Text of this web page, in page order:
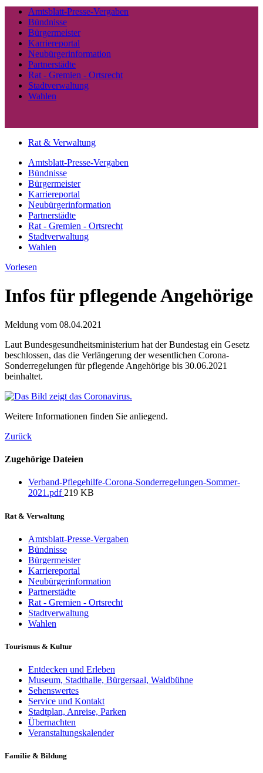
Amtsblatt-Presse-Vergaben
Bündnisse
Bürgermeister
Karriereportal
Neubürgerinformation
Partnerstädte
Rat - Gremien - Ortsrecht
Stadtverwaltung
Wahlen
Rat & Verwaltung
Amtsblatt-Presse-Vergaben
Bündnisse
Bürgermeister
Karriereportal
Neubürgerinformation
Partnerstädte
Rat - Gremien - Ortsrecht
Stadtverwaltung
Wahlen
Vorlesen
Infos für pflegende Angehörige
Meldung vom 08.04.2021
Laut Bundesgesundheitsministerium hat der Bundestag ein Gesetz
beschlossen, das die Verlängerung der wesentlichen Corona-
Sonderregelungen für pflegende Angehörige bis 30.06.2021
beinhaltet.
Weitere Informationen finden Sie anliegend.
Zurück
Zugehörige Dateien
Verband-Pflegehilfe-Corona-Sonderregelungen-Sommer-
2021.pdf219 KB
Rat & Verwaltung
Amtsblatt-Presse-Vergaben
Bündnisse
Bürgermeister
Karriereportal
Neubürgerinformation
Partnerstädte
Rat - Gremien - Ortsrecht
Stadtverwaltung
Wahlen
Tourismus & Kultur
Entdecken und Erleben
Museum, Stadthalle, Bürgersaal, Waldbühne
Sehenswertes
Service und Kontakt
Stadtplan, Anreise, Parken
Übernachten
Veranstaltungskalender
Familie & Bildung